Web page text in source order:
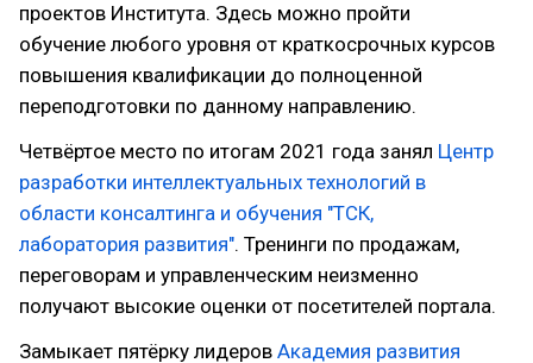
проектов Института. Здесь можно пройти
обучение любого уровня от краткосрочных курсов
повышения квалификации до полноценной
переподготовки по данному направлению.
Четвёртое место по итогам 2021 года занял Центр
разработки интеллектуальных технологий в
области консалтинга и обучения "ТСК,
лаборатория развития". Тренинги по продажам,
переговорам и управленческим неизменно
получают высокие оценки от посетителей портала.
Замыкает пятёрку лидеров Академия развития